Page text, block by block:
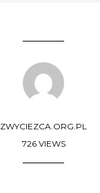
ZWYCIEZCA.ORG.PL
726 VIEWS